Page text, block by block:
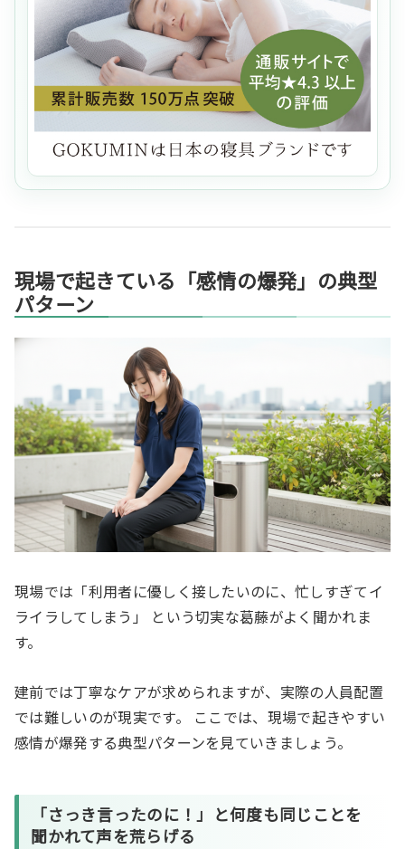
現場で起きている「感情の爆発」の典型
パターン
現場では「利用者に優しく接したいのに、忙しすぎてイ
ライラしてしまう」 という切実な葛藤がよく聞かれま
す。
建前では丁寧なケアが求められますが、実際の人員配置
では難しいのが現実です。 ここでは、現場で起きやすい
感情が爆発する典型パターンを見ていきましょう。
「さっき言ったのに！」と何度も同じことを
聞かれて声を荒らげる